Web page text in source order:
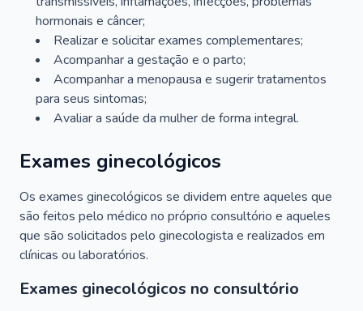
hormonais e câncer;
Realizar e solicitar exames complementares;
Acompanhar a gestação e o parto;
Acompanhar a menopausa e sugerir tratamentos
para seus sintomas;
Avaliar a saúde da mulher de forma integral.
Exames ginecológicos
Os exames ginecológicos se dividem entre aqueles que
são feitos pelo médico no próprio consultório e aqueles
que são solicitados pelo ginecologista e realizados em
clínicas ou laboratórios.
Exames ginecológicos no consultório